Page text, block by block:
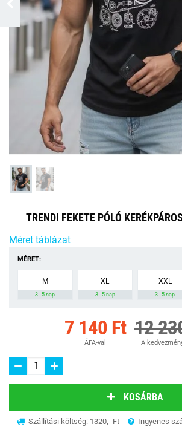
TRENDI FEKETE PÓLÓ
Méret táblázat
MÉRET:
M
3 - 5 nap
XL
3 - 5 nap
XXL
3 - 5 nap
7 140 Ft
ÁFA-val
12
A
KOSÁRBA
Szállítási költség: 1320,- Ft Ingyenes